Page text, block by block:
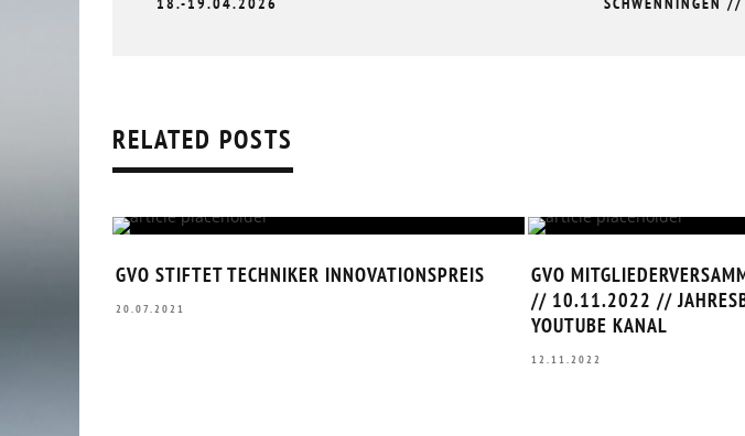
RELATED POSTS
GVO STIFTET TECHNIKER INNOVATIONSPREIS
20.07.2021
GVO
// 10.11.2022 //
YOUTUBE KANAL
12.11.2022